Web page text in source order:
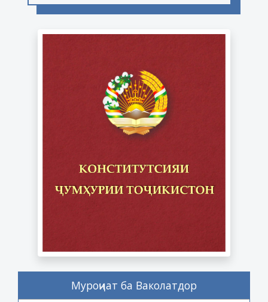
Муроҷиат ба Ваколатдор